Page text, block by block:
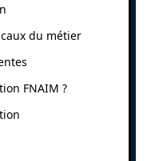
du métier
FNAIM ?